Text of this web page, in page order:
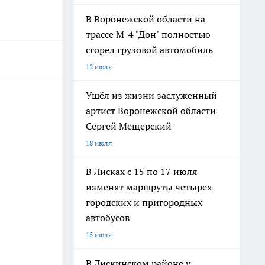
В Воронежской области на
трассе М-4 "Дон" полностью
сгорел грузовой автомобиль
12 июля
Ушёл из жизни заслуженный
артист Воронежской области
Сергей Мещерский
18 июля
В Лисках с 15 по 17 июля
изменят маршруты четырех
городских и пригородных
автобусов
15 июля